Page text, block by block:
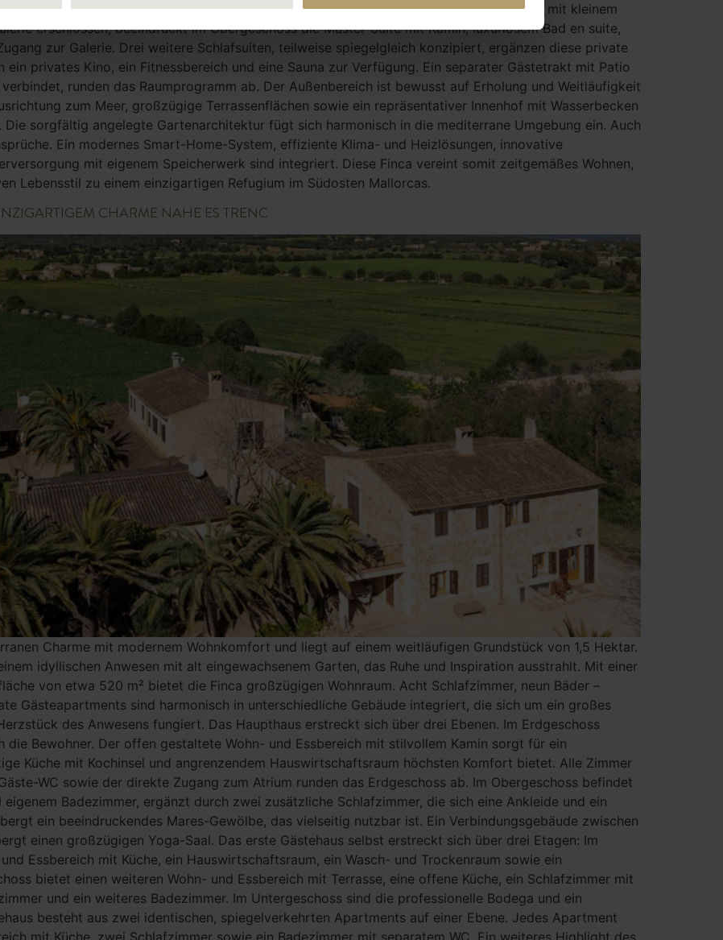
Rückzugsmöglichkeiten. Eine Suite im Erdgeschoss verfügt über eine private Terrasse mit kleinem
erschlossen, beeindruckt im Obergeschoss die Master-Suite mit Kamin, luxuriösem Bad en suite,
zur Galerie. Drei weitere Schlafsuiten, teilweise spiegelgleich konzipiert, ergänzen diese private
ein privates Kino, ein Fitnessbereich und eine Sauna zur Verfügung. Ein separater Gästetrakt mit Patio
runden das Raumprogramm ab. Der Außenbereich ist bewusst auf Erholung und Weitläufigkeit
zum Meer, großzügige Terrassenflächen sowie ein repräsentativer Innenhof mit Wasserbecken
Die sorgfältig angelegte Gartenarchitektur fügt sich harmonisch in die mediterrane Umgebung ein. Auch
Ein modernes Smart-Home-System, effiziente Klima- und Heizlösungen, innovative
mit eigenem Speicherwerk sind integriert. Diese Finca vereint somit zeitgemäßes Wohnen,
Lebensstil zu einem einzigartigen Refugium im Südosten Mallorcas.
CHARME NAHE ES TRENC
Charme mit modernem Wohnkomfort und liegt auf einem weitläufigen Grundstück von 1,5 Hektar.
idyllischen Anwesen mit alt eingewachsenem Garten, das Ruhe und Inspiration ausstrahlt. Mit einer
von etwa 520 m² bietet die Finca großzügigen Wohnraum. Acht Schlafzimmer, neun Bäder –
Gästeapartments sind harmonisch in unterschiedliche Gebäude integriert, die sich um ein großes
des Anwesens fungiert. Das Haupthaus erstreckt sich über drei Ebenen. Im Erdgeschoss
Bewohner. Der offen gestaltete Wohn- und Essbereich mit stilvollem Kamin sorgt für ein
Küche mit Kochinsel und angrenzendem Hauswirtschaftsraum höchsten Komfort bietet. Alle Zimmer
WC sowie der direkte Zugang zum Atrium runden das Erdgeschoss ab. Im Obergeschoss befindet
Badezimmer, ergänzt durch zwei zusätzliche Schlafzimmer, die sich eine Ankleide und ein
ein beeindruckendes Mares-Gewölbe, das vielseitig nutzbar ist. Ein Verbindungsgebäude zwischen
einen großzügigen Yoga-Saal. Das erste Gästehaus selbst erstreckt sich über drei Etagen: Im
Essbereich mit Küche, ein Hauswirtschaftsraum, ein Wasch- und Trockenraum sowie ein
bietet einen weiteren Wohn- und Essbereich mit Terrasse, eine offene Küche, ein Schlafzimmer mit
und ein weiteres Badezimmer. Im Untergeschoss sind die professionelle Bodega und ein
besteht aus zwei identischen, spiegelverkehrten Apartments auf einer Ebene. Jedes Apartment
mit Küche, zwei Schlafzimmer sowie ein Badezimmer mit separatem WC. Ein weiteres Highlight des